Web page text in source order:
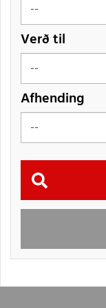
Verð til
Afhending
Hefja